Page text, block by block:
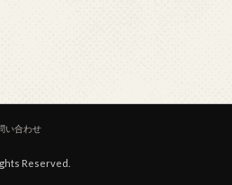
い合わせ
Reserved.